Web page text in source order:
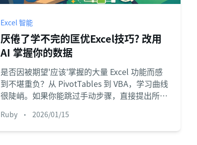
管理里程碑、负责人、交付和进度。
分析
用于看板、KPI复盘和经营分析。
帮助新用户和团队快速上手。
Excel 智能
厌倦了学不完的匡优Excel技巧? 改用
AI 掌握你的数据
是否因被期望'应该'掌握的大量 Excel 功能而感
到不堪重负？从 PivotTables 到 VBA，学习曲线
很陡峭。如果你能跳过手动步骤，直接提出所
Ruby • 2026/01/15